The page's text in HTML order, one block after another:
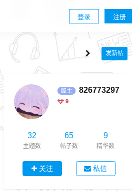
登录 注册
发新帖
826773297
9
32
主题数
65
帖子数
9
精华数
关注 私信